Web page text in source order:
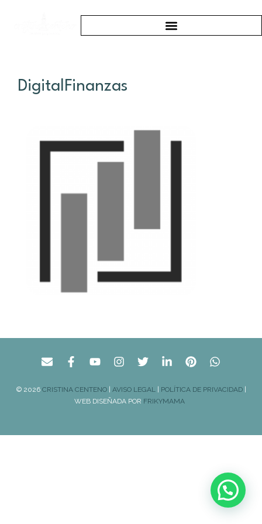
DigitalFinanzas
© 2026 CRISTINA CENTENO| AVISO LEGAL| POLÍTICA DE PRIVACIDAD|
WEB DISEÑADA POR FRIKYMAMA